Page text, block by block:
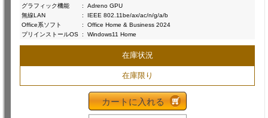
グラフィック機能
:
Adreno GPU
無線LAN
:
IEEE 802.11be/ax/ac/n/g/a/b
Office系ソフト
:
Office Home & Business 2024
プリインストールOS : Windows11 Home
在庫状況
在庫限り
カートに入れる